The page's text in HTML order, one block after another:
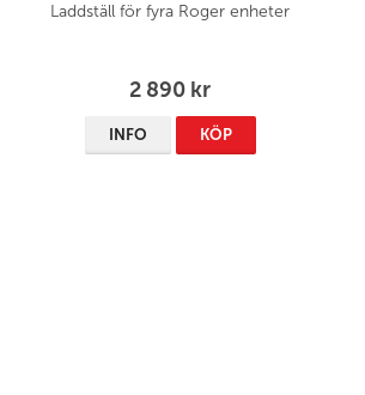
Laddställ för fyra Roger enheter
2 890 kr
INFO KÖP